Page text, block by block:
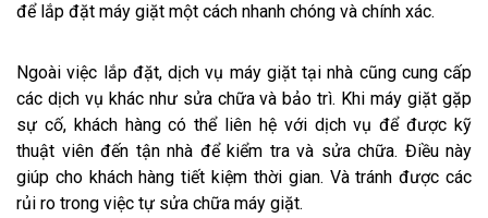
để lắp đặt máy giặt một cách nhanh chóng và chính xác.
Ngoài việc lắp đặt, dịch vụ máy giặt tại nhà cũng cung cấp
các dịch vụ khác như sửa chữa và bảo trì. Khi máy giặt gặp
sự cố, khách hàng có thể liên hệ với dịch vụ để được kỹ
thuật viên đến tận nhà để kiểm tra và sửa chữa. Điều này
giúp cho khách hàng tiết kiệm thời gian. Và tránh được các
rủi ro trong việc tự sửa chữa máy giặt.